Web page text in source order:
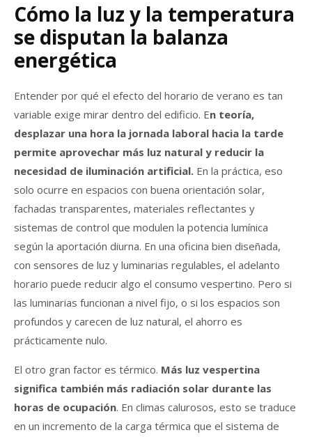
Cómo la luz y la temperatura
se disputan la balanza
energética
Entender por qué el efecto del horario de verano es tan
variable exige mirar dentro del edificio. En teoría,
desplazar una hora la jornada laboral hacia la tarde
permite aprovechar más luz natural y reducir la
necesidad de iluminación artificial. En la práctica, eso
solo ocurre en espacios con buena orientación solar,
fachadas transparentes, materiales reflectantes y
sistemas de control que modulen la potencia lumínica
según la aportación diurna. En una oficina bien diseñada,
con sensores de luz y luminarias regulables, el adelanto
horario puede reducir algo el consumo vespertino. Pero si
las luminarias funcionan a nivel fijo, o si los espacios son
profundos y carecen de luz natural, el ahorro es
prácticamente nulo.
El otro gran factor es térmico. Más luz vespertina
significa también más radiación solar durante las
horas de ocupación. En climas calurosos, esto se traduce
en un incremento de la carga térmica que el sistema de